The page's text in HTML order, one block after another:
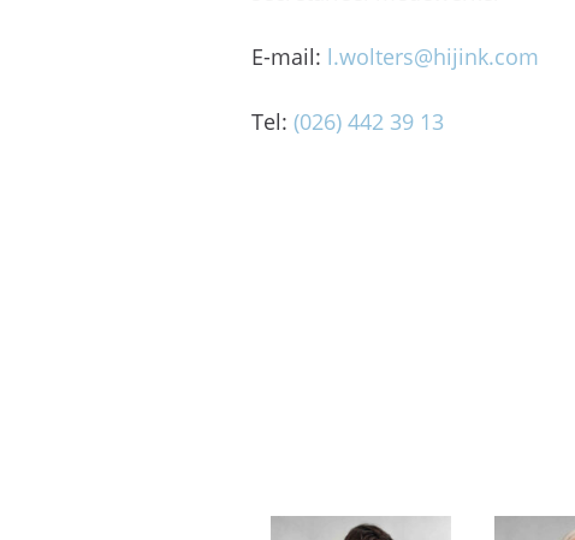
E-mail: l.wolters@hijink.com
Tel: (026) 442 39 13